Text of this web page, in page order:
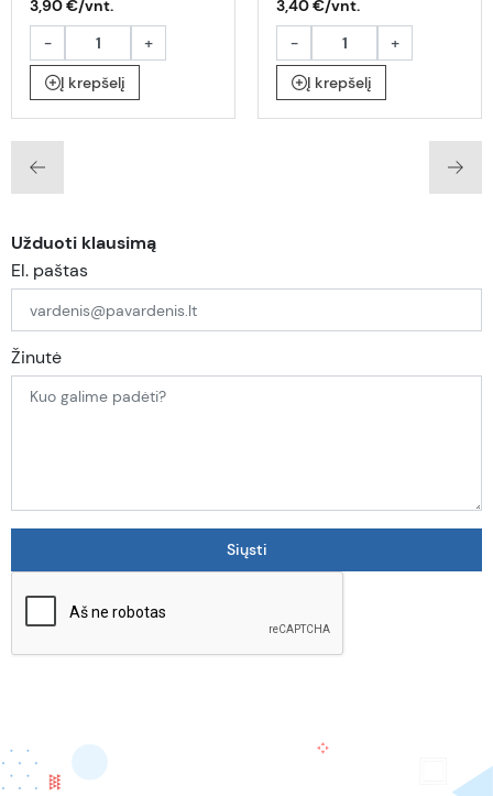
3,90 €/vnt.
-
+
Į krepšelį
3,40 €/vnt.
-
+
Į krepšelį
Užduoti klausimą
El. paštas
Žinutė